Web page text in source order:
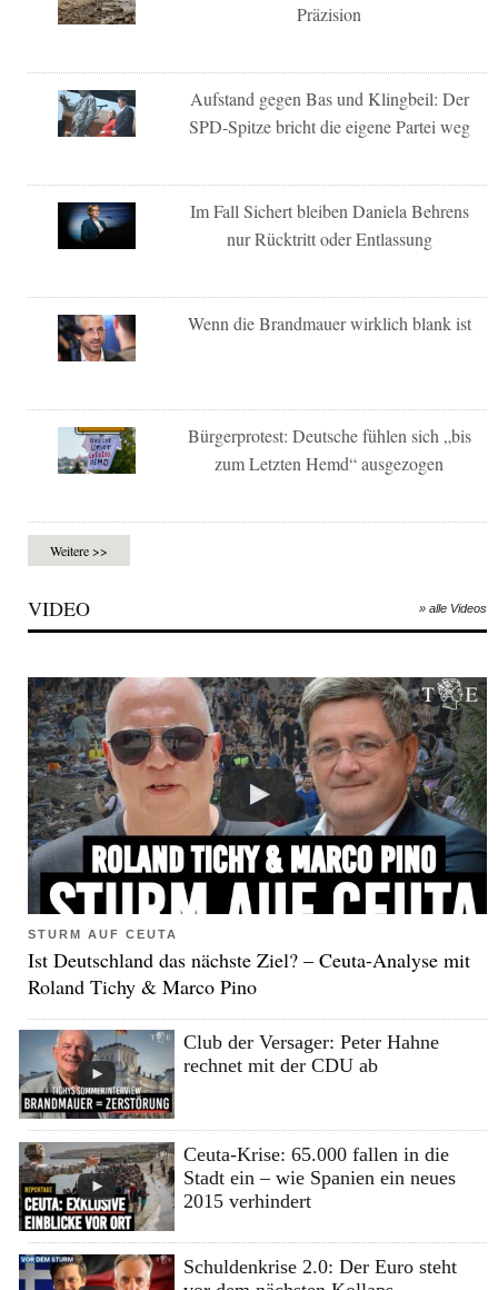
Präzision
Aufstand gegen Bas und Klingbeil: Der
SPD-Spitze bricht die eigene Partei weg
Im Fall Sichert bleiben Daniela Behrens
nur Rücktritt oder Entlassung
Wenn die Brandmauer wirklich blank ist
Bürgerprotest: Deutsche fühlen sich „bis
zum Letzten Hemd“ ausgezogen
Weitere >>
VIDEO » alle Videos
STURM AUF CEUTA
Ist Deutschland das nächste Ziel? – Ceuta-Analyse mit
Roland Tichy & Marco Pino
Club der Versager: Peter Hahne
rechnet mit der CDU ab
Ceuta-Krise: 65.000 fallen in die
Stadt ein – wie Spanien ein neues
2015 verhindert
Schuldenkrise 2.0: Der Euro steht